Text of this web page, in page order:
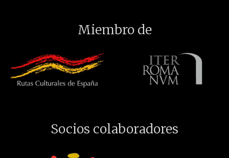
Miembro de
Socios colaboradores